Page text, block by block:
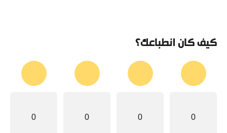
كيف كان انطباعك؟
0
0
0
0